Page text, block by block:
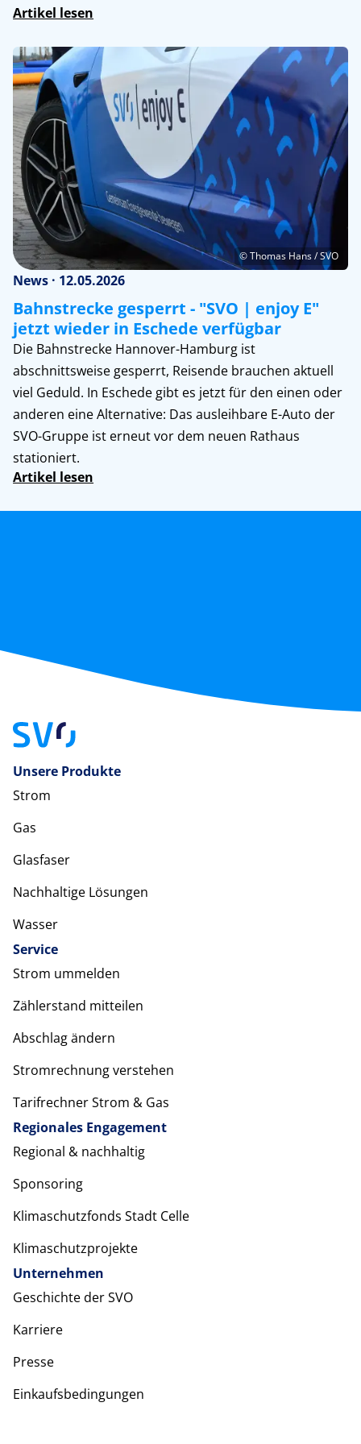
Artikel lesen
© Thomas Hans / SVO
News · 12.05.2026
Bahnstrecke gesperrt - "SVO | enjoy E"
jetzt wieder in Eschede verfügbar
Die Bahnstrecke Hannover-Hamburg ist
abschnittsweise gesperrt, Reisende brauchen aktuell
viel Geduld. In Eschede gibt es jetzt für den einen oder
anderen eine Alternative: Das ausleihbare E-Auto der
SVO-Gruppe ist erneut vor dem neuen Rathaus
stationiert.
Artikel lesen
Unsere Produkte
Strom
Gas
Glasfaser
Nachhaltige Lösungen
Wasser
Service
Strom ummelden
Zählerstand mitteilen
Abschlag ändern
Stromrechnung verstehen
Tarifrechner Strom & Gas
Regionales Engagement
Regional & nachhaltig
Sponsoring
Klimaschutzfonds Stadt Celle
Klimaschutzprojekte
Unternehmen
Geschichte der SVO
Karriere
Presse
Einkaufsbedingungen